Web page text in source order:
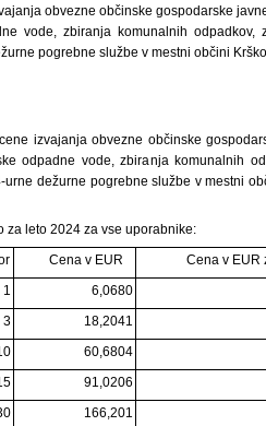
obvezne občinske gospodarske
vode, zbiranja komunalnih odpadkov,
pogrebne službe v mestni občini
izvajanja obvezne občinske
odpadne vode, zbiranja komunalnih
dežurne pogrebne službe v mestni
za leto 2024 za vse uporabnike:
Cena v EUR
Cena v EUR
1 6,0680
3 18,2041
60,6804
91,0206
166,201